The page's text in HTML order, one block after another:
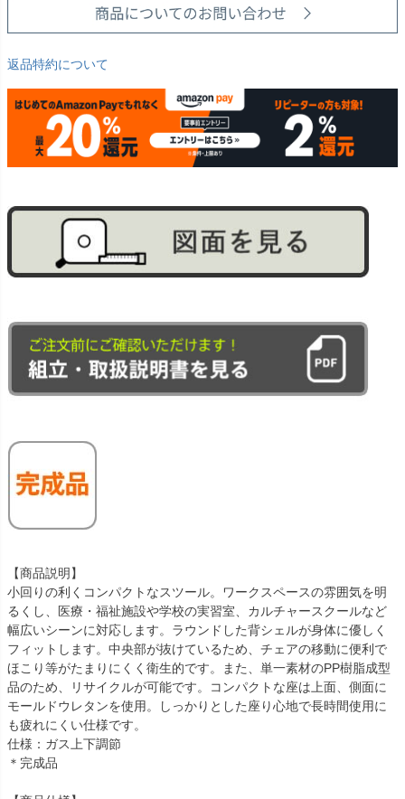
返品特約について
【商品説明】
小回りの利くコンパクトなスツール。ワークスペースの雰囲気を明
るくし、医療・福祉施設や学校の実習室、カルチャースクールなど
幅広いシーンに対応します。ラウンドした背シェルが身体に優しく
フィットします。中央部が抜けているため、チェアの移動に便利で
ほこり等がたまりにくく衛生的です。また、単一素材のPP樹脂成型
品のため、リサイクルが可能です。コンパクトな座は上面、側面に
モールドウレタンを使用。しっかりとした座り心地で長時間使用に
も疲れにくい仕様です。
仕様：ガス上下調節
＊完成品